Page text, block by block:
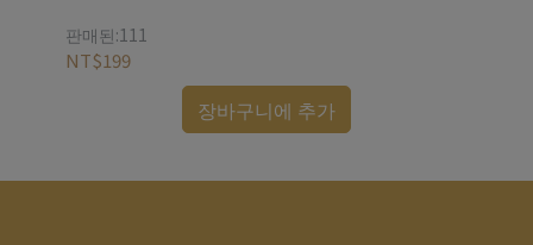
판매된:111
NT$199
장바구니에 추가